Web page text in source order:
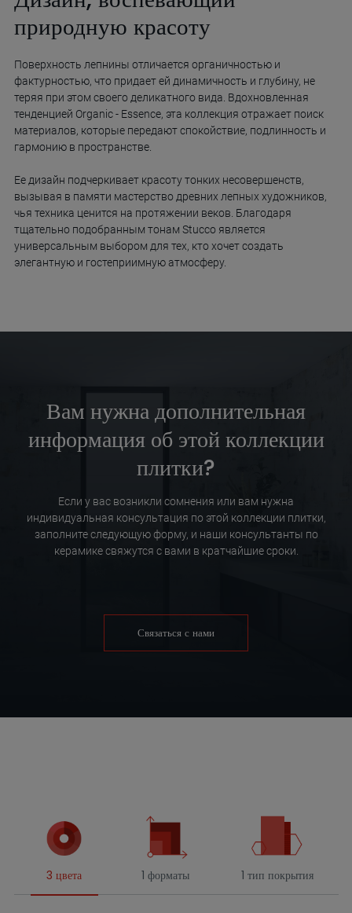
природную красоту
Поверхность лепнины отличается органичностью и
фактурностью, что придает ей динамичность и глубину, не
теряя при этом своего деликатного вида. Вдохновленная
тенденцией Organic - Essence, эта коллекция отражает поиск
материалов, которые передают спокойствие, подлинность и
гармонию в пространстве.
Ее дизайн подчеркивает красоту тонких несовершенств,
вызывая в памяти мастерство древних лепных художников,
чья техника ценится на протяжении веков. Благодаря
тщательно подобранным тонам Stucco является
универсальным выбором для тех, кто хочет создать
элегантную и гостеприимную атмосферу.
Вам нужна дополнительная
информация об этой коллекции
плитки?
Если у вас возникли сомнения или вам нужна
индивидуальная консультация по этой коллекции плитки,
заполните следующую форму, и наши консультанты по
керамике свяжутся с вами в кратчайшие сроки.
Связаться с нами
3 цвета 1 форматы 1 тип покрытия